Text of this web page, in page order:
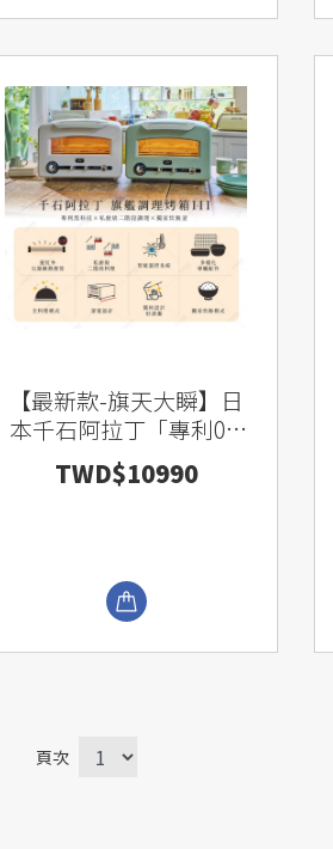
【最新款-旗天大瞬】日
本千石阿拉丁「專利0.2
秒瞬熱」320度極炙烤箱
三代旗艦款
TWD$10990
頁次